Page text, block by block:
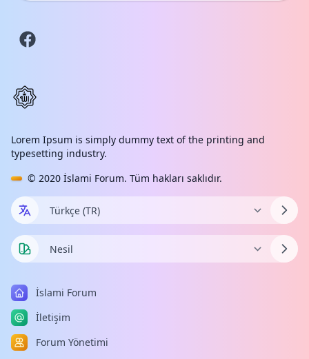
Lorem Ipsum is simply dummy text of the printing and
typesetting industry.
© 2020 İslami Forum. Tüm hakları saklıdır.
İslami Forum
İletişim
Forum Yönetimi